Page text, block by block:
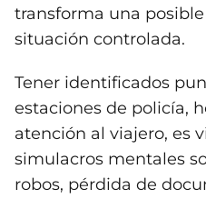
transforma una
situación controlada.
Tener identificados
estaciones de policía,
atención al viajero, es
simulacros mentales
robos, pérdida de